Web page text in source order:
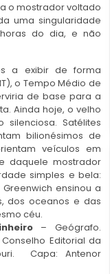
o mostrador voltado
uma singularidade
do dia, e não
a exibir de forma
o Tempo Médio de
de base para a
Ainda hoje, o velho
Satélites
bilionésimos de
veículos em
daquele mostrador
simples e bela:
ensinou a
dos oceanos e das
céu.
– Geógrafo.
Editorial da
Capa: Antenor